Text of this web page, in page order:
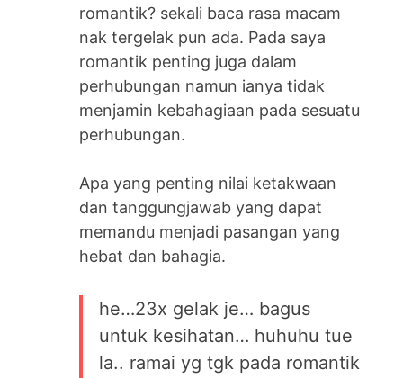
romantik? sekali baca rasa macam
nak tergelak pun ada. Pada saya
romantik penting juga dalam
perhubungan namun ianya tidak
menjamin kebahagiaan pada sesuatu
perhubungan.
Apa yang penting nilai ketakwaan
dan tanggungjawab yang dapat
memandu menjadi pasangan yang
hebat dan bahagia.
he…23x gelak je… bagus
untuk kesihatan… huhuhu tue
la.. ramai yg tgk pada romantik